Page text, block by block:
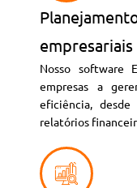
empresariais
Nosso software
empresas a
eficiência,
relatórios